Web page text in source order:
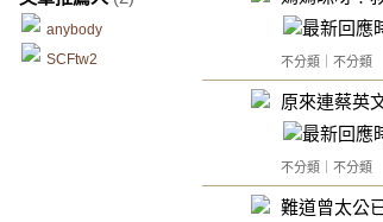
anybody
SCFtw2
不分類 不分類
原來連蔡英
不分類 不分類
難道曾太公